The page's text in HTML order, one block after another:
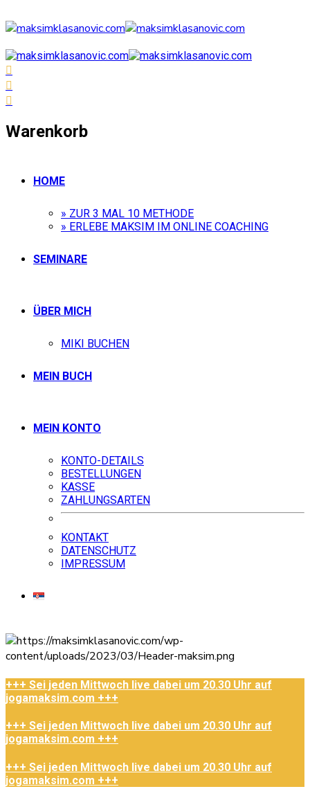
Warenkorb
HOME
» ZUR 3 MAL 10 METHODE
» ERLEBE MAKSIM IM ONLINE COACHING
SEMINARE
ÜBER MICH
MIKI BUCHEN
MEIN BUCH
MEIN KONTO
KONTO-DETAILS
BESTELLUNGEN
KASSE
ZAHLUNGSARTEN
KONTAKT
DATENSCHUTZ
IMPRESSUM
+++ Sei jeden Mittwoch live dabei um 20.30 Uhr auf
jogamaksim.com +++
+++ Sei jeden Mittwoch live dabei um 20.30 Uhr auf
jogamaksim.com +++
+++ Sei jeden Mittwoch live dabei um 20.30 Uhr auf
jogamaksim.com +++